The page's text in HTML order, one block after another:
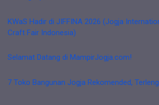
KWaS Hadir di JIFFINA 2026 (Jogja
Craft Fair Indonesia)
Selamat Datang di MampirJogja.com!
7 Toko Bangunan Jogja Rekomended,